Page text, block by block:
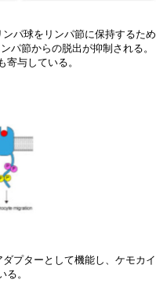
パ球をリンパ節に保持するため
パ節からの脱出が抑制される。
与している。
プターとして機能し、ケモカイ
。